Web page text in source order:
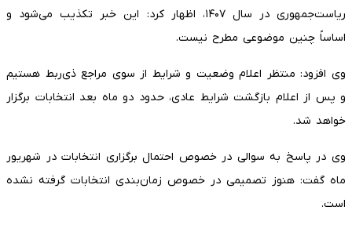
ریاست‌جمهوری در سال ۱۴۰۷، اظهار کرد: این خبر تکذیب می‌شود و
اساساً چنین موضوعی مطرح نیست.
وی افزود: منتظر اعلام وضعیت و شرایط از سوی مراجع ذی‌ربط هستیم
و پس از اعلام بازگشت شرایط عادی، حدود دو ماه بعد انتخابات برگزار
خواهد شد.
وی در پاسخ به سوالی در خصوص احتمال برگزاری انتخابات در شهریور
ماه گفت: هنوز تصمیمی در خصوص زمان‌بندی انتخابات گرفته نشده
است.